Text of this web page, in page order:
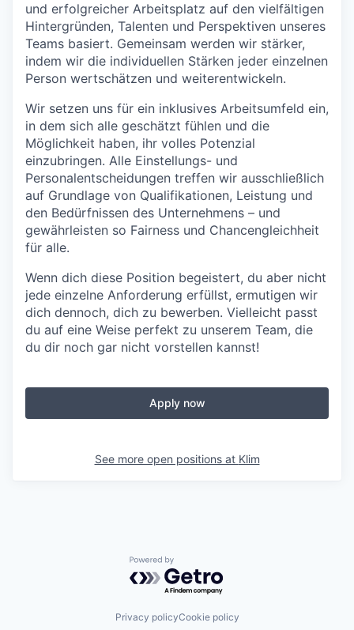
und erfolgreicher Arbeitsplatz auf den vielfältigen
Hintergründen, Talenten und Perspektiven unseres
Teams basiert. Gemeinsam werden wir stärker,
indem wir die individuellen Stärken jeder einzelnen
Person wertschätzen und weiterentwickeln.
Wir setzen uns für ein inklusives Arbeitsumfeld ein,
in dem sich alle geschätzt fühlen und die
Möglichkeit haben, ihr volles Potenzial
einzubringen. Alle Einstellungs- und
Personalentscheidungen treffen wir ausschließlich
auf Grundlage von Qualifikationen, Leistung und
den Bedürfnissen des Unternehmens – und
gewährleisten so Fairness und Chancengleichheit
für alle.
Wenn dich diese Position begeistert, du aber nicht
jede einzelne Anforderung erfüllst, ermutigen wir
dich dennoch, dich zu bewerben. Vielleicht passt
du auf eine Weise perfekt zu unserem Team, die
du dir noch gar nicht vorstellen kannst!
Apply now
See more open positions at Klim
Powered by Getro.com
Privacy policyCookie policy